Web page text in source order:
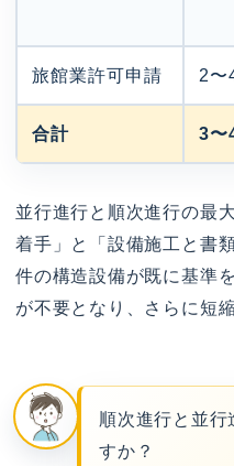
旅館業許可申請 2〜
合計 3〜
並行進行と順次進行の最
着手」と「設備施工と書
件の構造設備が既に基準
が不要となり、さらに短
順次進行と並
すか？